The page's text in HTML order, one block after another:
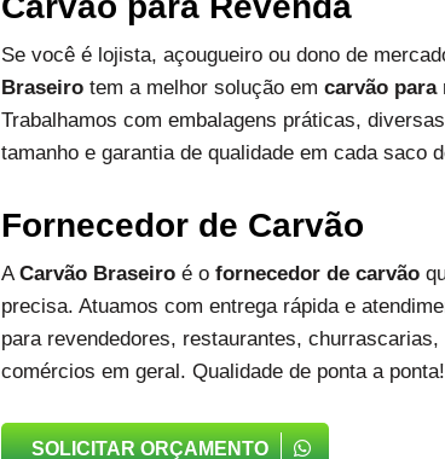
Se você é lojista, açougueiro ou dono de
Braseirotem a melhor solução em carvão para
Trabalhamos com embalagens práticas,
tamanho e garantia de qualidade em cada saco
Fornecedor de Carvão
A Carvão Braseiroé o fornecedor de carvão
precisa. Atuamos com entrega rápida e
para revendedores, restaurantes,
comércios em geral. Qualidade de ponta a ponta!
SOLICITAR ORÇAMENTO